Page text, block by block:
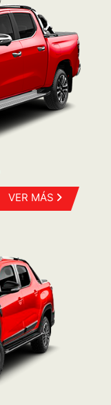
VER MÁS